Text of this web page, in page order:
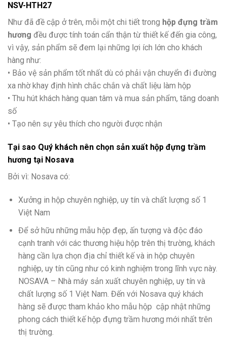
NSV-HTH27
Như đã đề cập ở trên, mỗi một chi tiết trong hộp đựng trầm
hương đều được tính toán cẩn thận từ thiết kế đến gia công,
vì vậy, sản phẩm sẽ đem lại những lợi ích lớn cho khách
hàng như:
• Bảo vệ sản phẩm tốt nhất dù có phải vận chuyển đi đường
xa nhờ khay định hình chắc chắn và chất liệu làm hộp
• Thu hút khách hàng quan tâm và mua sản phẩm, tăng doanh
số
• Tạo nên sự yêu thích cho người được nhận
Tại sao Quý khách nên chọn sản xuất hộp đựng trầm
hương tại Nosava
Bởi vì: Nosava có:
Xưởng in hộp chuyên nghiệp, uy tín và chất lượng số 1
Việt Nam
Để sở hữu những mẫu hộp đẹp, ấn tượng và độc đáo
cạnh tranh với các thương hiệu hộp trên thị trường, khách
hàng cần lựa chọn địa chỉ thiết kế và in hộp chuyên
nghiệp, uy tín cũng như có kinh nghiệm trong lĩnh vực này.
NOSAVA – Nhà máy sản xuất chuyên nghiệp, uy tín và
chất lượng số 1 Việt Nam. Đến với Nosava quý khách
hàng sẽ được tham khảo kho mẫu hộp cập nhật những
phong cách thiết kế hộp đựng trầm hương mới nhất trên
thị trường.